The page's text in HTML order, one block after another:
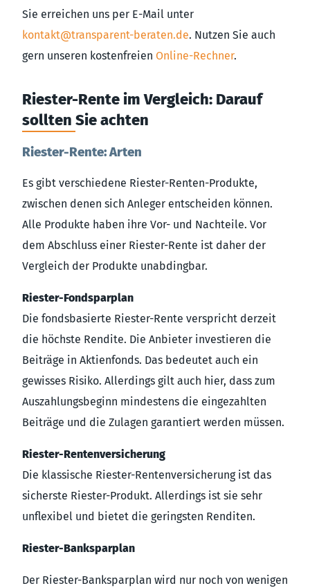
Sie erreichen uns per E-Mail unter
kontakt@transparent-beraten.de. Nutzen Sie auch
gern unseren kostenfreien Online-Rechner.
Riester-Rente im Vergleich: Darauf
sollten Sie achten
Riester-Rente: Arten
Es gibt verschiedene Riester-Renten-Produkte,
zwischen denen sich Anleger entscheiden können.
Alle Produkte haben ihre Vor- und Nachteile. Vor
dem Abschluss einer Riester-Rente ist daher der
Vergleich der Produkte unabdingbar.
Riester-Fondsparplan
Die fondsbasierte Riester-Rente verspricht derzeit
die höchste Rendite. Die Anbieter investieren die
Beiträge in Aktienfonds. Das bedeutet auch ein
gewisses Risiko. Allerdings gilt auch hier, dass zum
Auszahlungsbeginn mindestens die eingezahlten
Beiträge und die Zulagen garantiert werden müssen.
Riester-Rentenversicherung
Die klassische Riester-Rentenversicherung ist das
sicherste Riester-Produkt. Allerdings ist sie sehr
unflexibel und bietet die geringsten Renditen.
Riester-Banksparplan
Der Riester-Banksparplan wird nur noch von wenigen